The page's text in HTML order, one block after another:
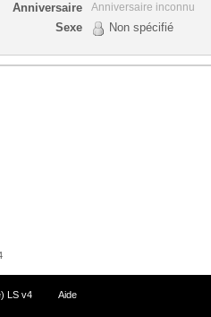
Anniversaire Anniversaire inconnu
Sexe Non spécifié
LS v4 Aide